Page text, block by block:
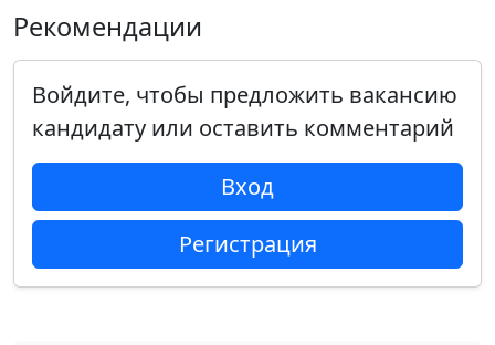
Рекомендации
Войдите, чтобы предложить вакансию
кандидату или оставить комментарий
Вход
Регистрация